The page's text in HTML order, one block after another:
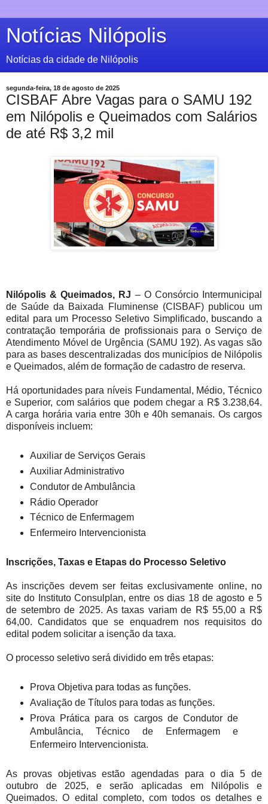
Notícias Nilópolis
Notícias da cidade de Nilópolis
segunda-feira, 18 de agosto de 2025
CISBAF Abre Vagas para o SAMU 192
em Nilópolis e Queimados com Salários
de até R$ 3,2 mil
Nilópolis & Queimados, RJ – O Consórcio Intermunicipal
de Saúde da Baixada Fluminense (CISBAF) publicou um
edital para um Processo Seletivo Simplificado, buscando a
contratação temporária de profissionais para o Serviço de
Atendimento Móvel de Urgência (SAMU 192). As vagas são
para as bases descentralizadas dos municípios de Nilópolis
e Queimados, além de formação de cadastro de reserva.
Há oportunidades para níveis Fundamental, Médio, Técnico
e Superior, com salários que podem chegar a R$ 3.238,64.
A carga horária varia entre 30h e 40h semanais. Os cargos
disponíveis incluem:
Auxiliar de Serviços Gerais
Auxiliar Administrativo
Condutor de Ambulância
Rádio Operador
Técnico de Enfermagem
Enfermeiro Intervencionista
Inscrições, Taxas e Etapas do Processo Seletivo
As inscrições devem ser feitas exclusivamente online, no
site do Instituto Consulplan, entre os dias 18 de agosto e 5
de setembro de 2025. As taxas variam de R$ 55,00 a R$
64,00. Candidatos que se enquadrem nos requisitos do
edital podem solicitar a isenção da taxa.
O processo seletivo será dividido em três etapas:
Prova Objetiva para todas as funções.
Avaliação de Títulos para todas as funções.
Prova Prática para os cargos de Condutor de
Ambulância, Técnico de Enfermagem e
Enfermeiro Intervencionista.
As provas objetivas estão agendadas para o dia 5 de
outubro de 2025, e serão aplicadas em Nilópolis e
Queimados. O edital completo, com todos os detalhes e